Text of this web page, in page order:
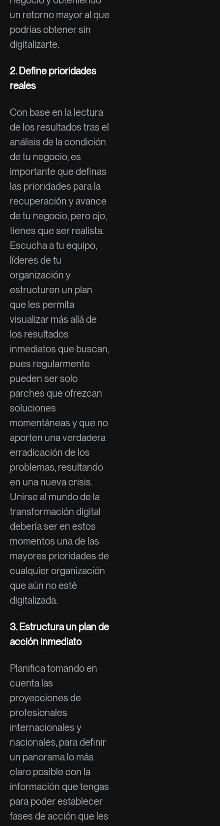
un retorno mayor al que
podrías obtener sin
digitalizarte.
2. Define prioridades
reales
Con base en la lectura
de los resultados tras el
análisis de la condición
de tu negocio, es
importante que definas
las prioridades para la
recuperación y avance
de tu negocio, pero ojo,
tienes que ser realista.
Escucha a tu equipo,
líderes de tu
organización y
estructuren un plan
que les permita
visualizar más allá de
los resultados
inmediatos que buscan,
pues regularmente
pueden ser solo
parches que ofrezcan
soluciones
momentáneas y que no
aporten una verdadera
erradicación de los
problemas, resultando
en una nueva crisis.
Unirse al mundo de la
transformación digital
debería ser en estos
momentos una de las
mayores prioridades de
cualquier organización
que aún no esté
digitalizada.
3. Estructura un plan de
acción inmediato
Planifica tomando en
cuenta las
proyecciones de
profesionales
internacionales y
nacionales, para definir
un panorama lo más
claro posible con la
información que tengas
para poder establecer
fases de acción que les